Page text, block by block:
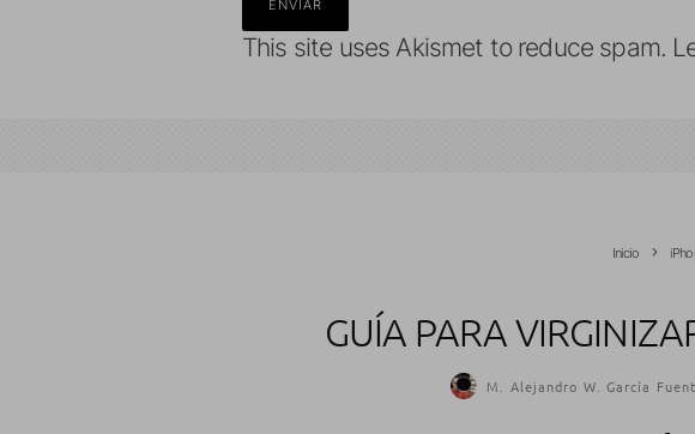
This site uses Akismet to reduce spam.
Inicio
GUÍA PARA
M. Alejandro W. García